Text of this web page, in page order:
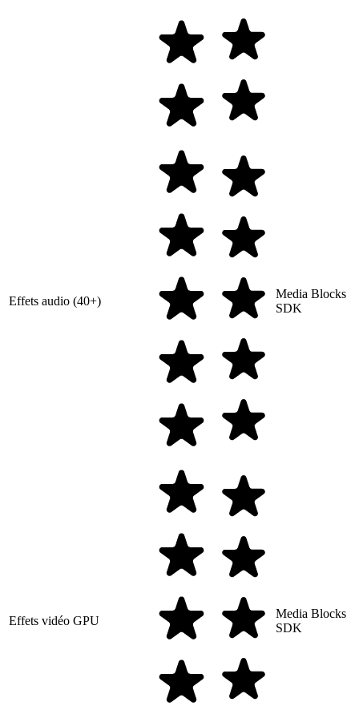
Effets audio (40+)
Media Blocks
SDK
Effets vidéo GPU
Media Blocks
SDK